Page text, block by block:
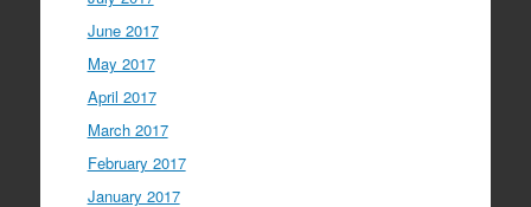
June 2017
May 2017
April 2017
March 2017
February 2017
January 2017